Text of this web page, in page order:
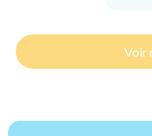
Voir